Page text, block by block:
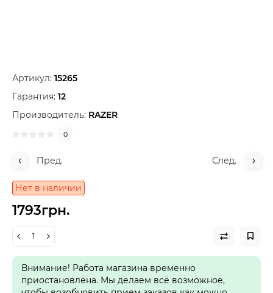
Артикул: 15265
Гарантия: 12
Производитель: RAZER
0
Пред. След.
Нет в наличии
1793грн.
Внимание! Работа магазина временно
приостановлена. Мы делаем всё возможное,